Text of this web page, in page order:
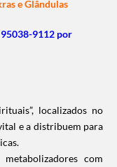
e Glândulas
9112 por
localizados no
e a distribuem para
com